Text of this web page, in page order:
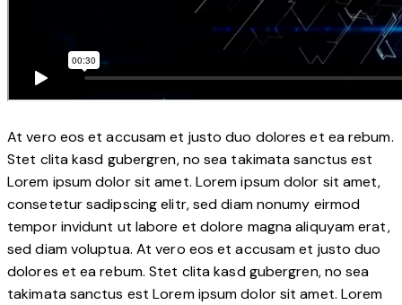
At vero eos et accusam et justo duo dolores et ea rebum.
Stet clita kasd gubergren, no sea takimata sanctus est
Lorem ipsum dolor sit amet. Lorem ipsum dolor sit amet,
consetetur sadipscing elitr, sed diam nonumy eirmod
tempor invidunt ut labore et dolore magna aliquyam erat,
sed diam voluptua. At vero eos et accusam et justo duo
dolores et ea rebum. Stet clita kasd gubergren, no sea
takimata sanctus est Lorem ipsum dolor sit amet. Lorem